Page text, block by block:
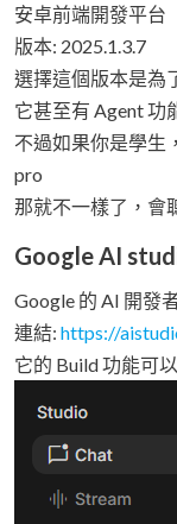
安卓前端開發平台
版本: 2025.1.3.7
選擇這個版本是為
它甚至有 Agent 功
不過如果你是學生
pro
那就不一樣了，會
Google AI
Google 的 AI 開發
連結: https://
它的 Build 功能可